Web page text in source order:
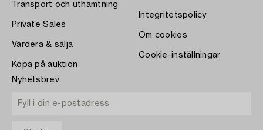
Transport och uthämtning
Private Sales
Värdera & sälja
Köpa på auktion
Integritetspolicy
Om cookies
Cookie-inställningar
Nyhetsbrev